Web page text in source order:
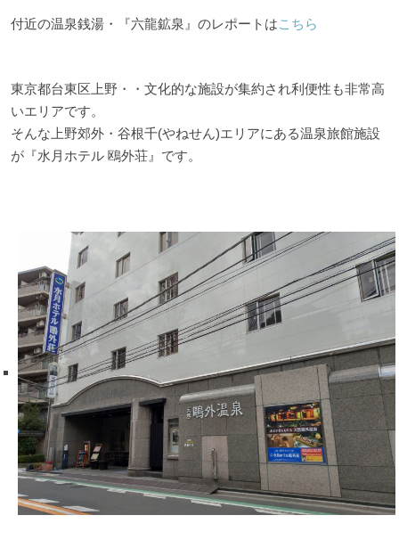
付近の温泉銭湯・『六龍鉱泉』のレポートはこちら
東京都台東区上野・・文化的な施設が集約され利便性も非常高
いエリアです。
そんな上野郊外・谷根千(やねせん)エリアにある温泉旅館施設
が『水月ホテル 鴎外荘』です。